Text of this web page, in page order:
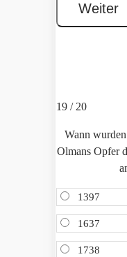
19 / 20
Wann
Olmans Opfer
1397
1637
1738